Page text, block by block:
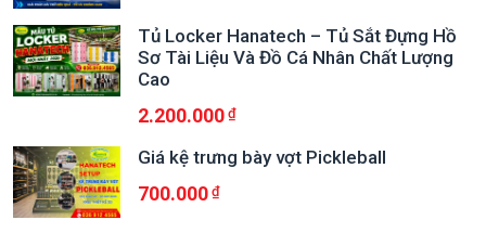
Tủ Locker Hanatech – Tủ Sắt Đựng Hồ
Sơ Tài Liệu Và Đồ Cá Nhân Chất Lượng
Cao
2.200.000
Giá kệ trưng bày vợt Pickleball
700.000